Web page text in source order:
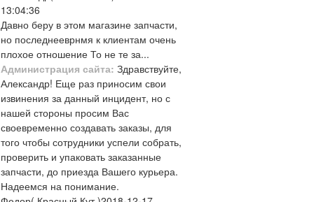
13:04:36
Давно беру в этом магазине запчасти,
но последнееврнмя к клиентам очень
плохое отношение То не те за...
Администрация сайта: Здравствуйте,
Александр! Еще раз приносим свои
извинения за данный инцидент, но с
нашей стороны просим Вас
своевременно создавать заказы, для
того чтобы сотрудники успели собрать,
проверить и упаковать заказанные
запчасти, до приезда Вашего курьера.
Надеемся на понимание.